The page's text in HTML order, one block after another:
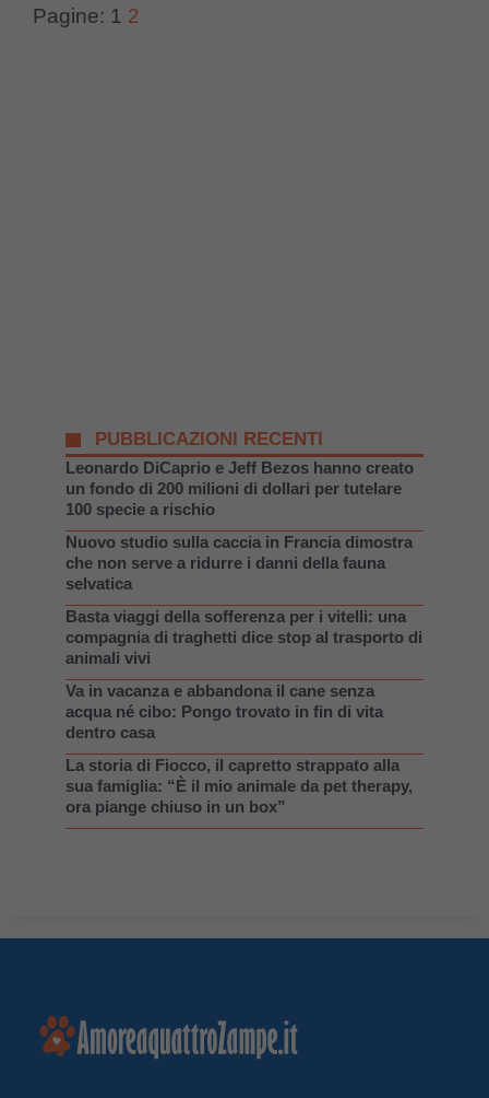
Pagine: 1 2
PUBBLICAZIONI RECENTI
Leonardo DiCaprio e Jeff Bezos hanno creato
un fondo di 200 milioni di dollari per tutelare
100 specie a rischio
Nuovo studio sulla caccia in Francia dimostra
che non serve a ridurre i danni della fauna
selvatica
Basta viaggi della sofferenza per i vitelli: una
compagnia di traghetti dice stop al trasporto di
animali vivi
Va in vacanza e abbandona il cane senza
acqua né cibo: Pongo trovato in fin di vita
dentro casa
La storia di Fiocco, il capretto strappato alla
sua famiglia: “È il mio animale da pet therapy,
ora piange chiuso in un box”